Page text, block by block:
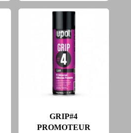
GRIP#4
PROMOTEUR